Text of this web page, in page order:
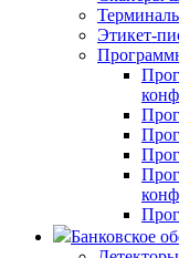
Этикет-
Банковское